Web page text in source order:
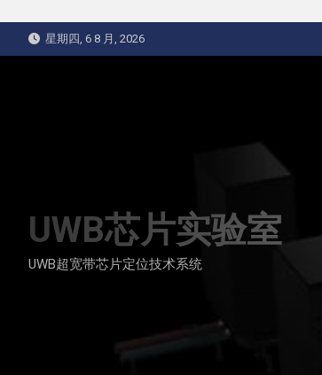
to
星期四, 6 8 月, 2026
UWB芯片实验室
UWB超宽带芯片定位技术系统